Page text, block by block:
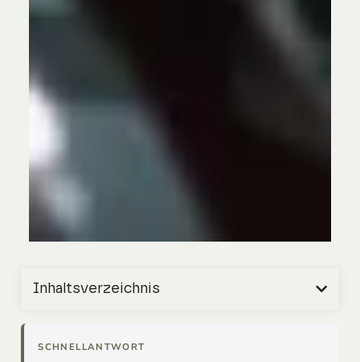
Inhaltsverzeichnis
SCHNELLANTWORT